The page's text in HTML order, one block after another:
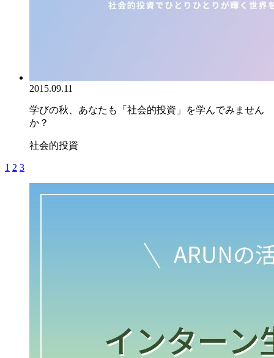
2015.09.11
学びの秋、あなたも「社会的投資」を学んでみません
か？
社会的投資
1 2 3